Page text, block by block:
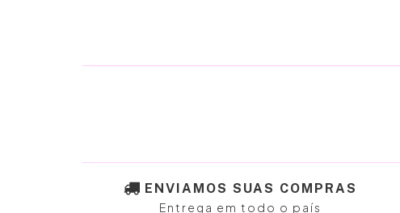
ENVIAMOS SUAS COMPRAS
Entrega em todo o país